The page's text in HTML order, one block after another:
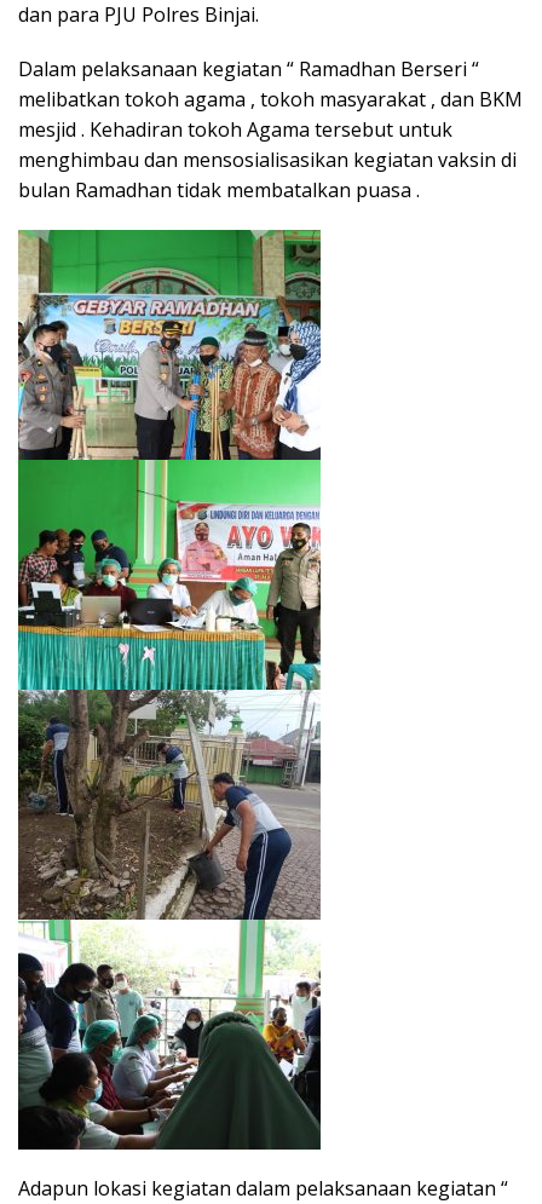
dan para PJU Polres Binjai.
Dalam pelaksanaan kegiatan “ Ramadhan Berseri “
melibatkan tokoh agama , tokoh masyarakat , dan BKM
mesjid . Kehadiran tokoh Agama tersebut untuk
menghimbau dan mensosialisasikan kegiatan vaksin di
bulan Ramadhan tidak membatalkan puasa .
Adapun lokasi kegiatan dalam pelaksanaan kegiatan “